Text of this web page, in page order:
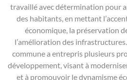
travaillé avec détermination pour
des habitants, en mettant
économique, la préservation
l’amélioration des
commune a entrepris plusieurs
développement, visant à
et à promouvoir le dynamisme